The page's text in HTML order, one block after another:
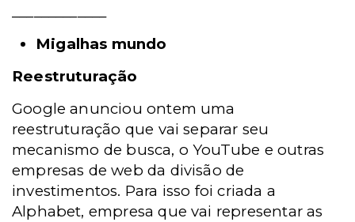
Migalhas mundo
Reestruturação
Google anunciou ontem uma
reestruturação que vai separar seu
mecanismo de busca, o YouTube e outras
empresas de web da divisão de
investimentos. Para isso foi criada a
Alphabet, empresa que vai representar as